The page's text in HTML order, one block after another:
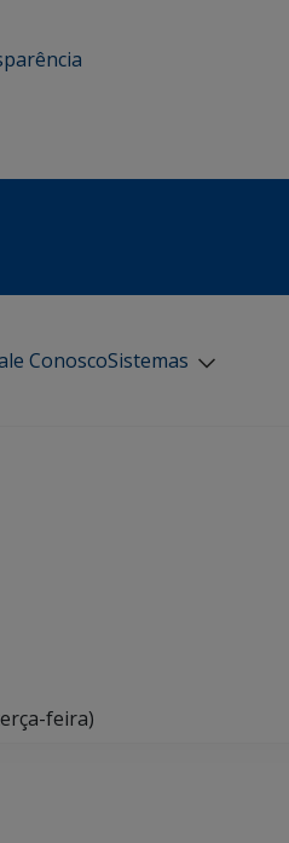
ConoscoSistemas
feira)